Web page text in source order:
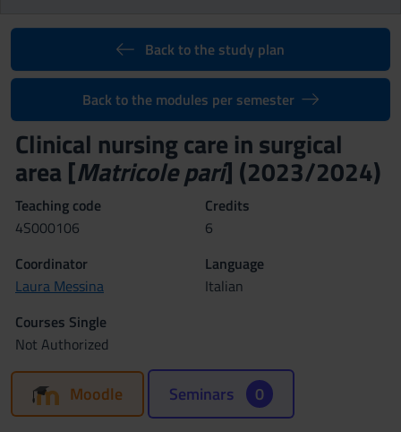
Back to the study plan
Back to the modules per semester
Clinical nursing care in surgical
area [Matricole pari] (2023/2024)
Teaching code
4S000106
Credits
6
Coordinator
Laura Messina
Language
Italian
Courses Single
Not Authorized
Moodle Seminars 0